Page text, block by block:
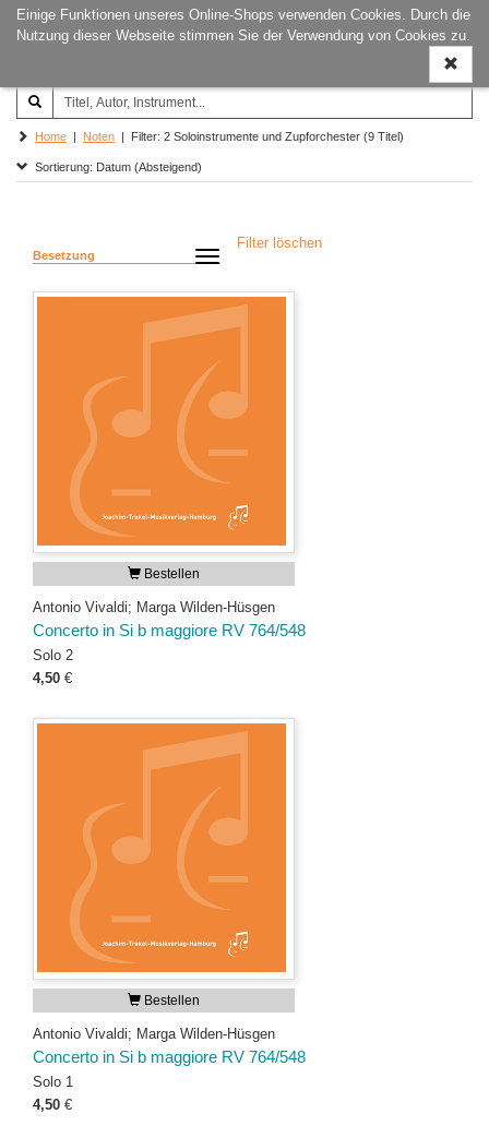
Einige Funktionen unseres Online-Shops verwenden Cookies. Durch die
Nutzung dieser Webseite stimmen Sie der Verwendung von Cookies zu.
ein-/
Joachim‐Trekel‐Musikverlag,
Hamburg
Home | Noten | Filter: 2 Soloinstrumente und Zupforchester (9 Titel)
Sortierung: Datum (Absteigend)
Besetzung
Filter löschen
Bestellen
Antonio Vivaldi; Marga Wilden-Hüsgen
Concerto in Si b maggiore RV 764/548
Solo 2
4,50 €
Bestellen
Antonio Vivaldi; Marga Wilden-Hüsgen
Concerto in Si b maggiore RV 764/548
Solo 1
4,50 €